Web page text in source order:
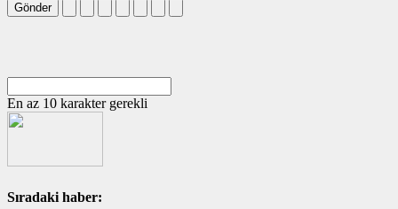
Gönder
En az 10 karakter gerekli
Sıradaki haber: